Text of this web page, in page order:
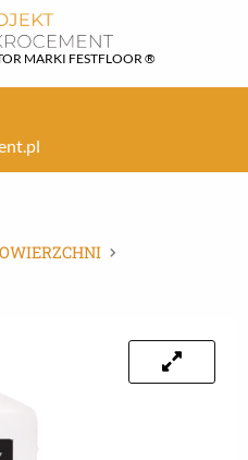
MARKI FESTFLOOR ®